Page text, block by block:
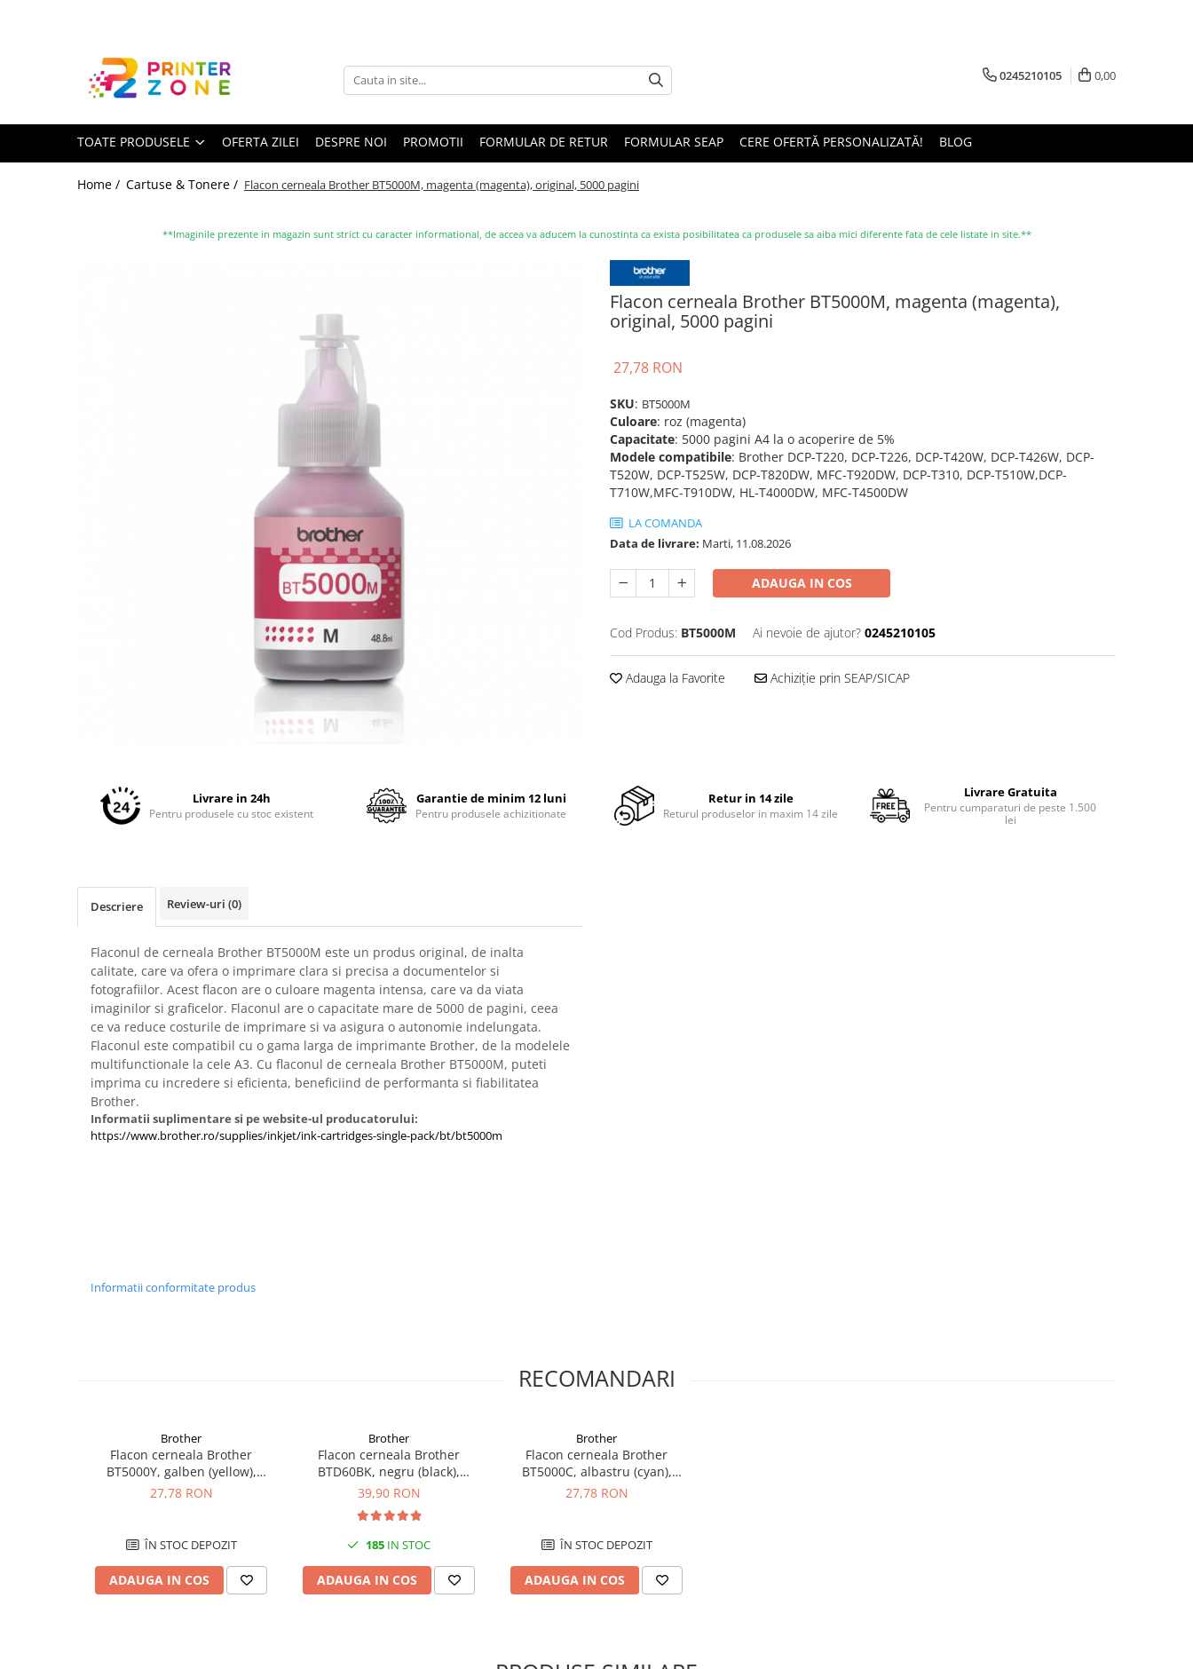
Toate Produsele
Imprimante cu jet
Imprimante 3D
Laptopuri / notebookuri
Ultrabookuri
Laptop-uri 2 in 1
Accesorii laptop
Piese si accesorii
Accesorii Printing
Hard disk-uri interne
0245210105 0,00
TOATE PRODUSELE OFERTA ZILEI DESPRE NOI PROMOTII FORMULAR DE RETUR FORMULAR SEAP CERE OFERTĂ PERSONALIZATĂ! BLOG
Home / Cartuse & Tonere / Flacon cerneala Brother BT5000M, magenta (magenta), original, 5000 pagini
**Imaginile prezente in magazin sunt strict cu caracter informational, de accea va aducem la cunostinta ca exista posibilitatea ca produsele sa aiba mici diferente fata de cele listate in site.**
Flacon cerneala Brother BT5000M, magenta (magenta),
original, 5000 pagini
Facebook
27,78 RON
SKU: BT5000M
Culoare: roz (magenta)
Capacitate: 5000 pagini A4 la o acoperire de 5%
Modele compatibile: Brother DCP-T220, DCP-T226, DCP-T420W, DCP-T426W, DCP-
T520W, DCP-T525W, DCP-T820DW, MFC-T920DW, DCP-T310, DCP-T510W,DCP-
T710W,MFC-T910DW, HL-T4000DW, MFC-T4500DW
LA COMANDA
Data de livrare: Marti, 11.08.2026
ADAUGA IN COS
Cod Produs: BT5000M Ai nevoie de ajutor? 0245210105
Adauga la Favorite Achiziție prin SEAP/SICAP
Livrare in 24h
Pentru produsele cu stoc existent
Garantie de minim 12 luni
Pentru produsele achizitionate
Retur in 14 zile
Returul produselor in maxim 14 zile
Livrare Gratuita
Pentru cumparaturi de peste 1.500
lei
Descriere Review-uri (0)
Flaconul de cerneala Brother BT5000M este un produs original, de inalta
calitate, care va ofera o imprimare clara si precisa a documentelor si
fotografiilor. Acest flacon are o culoare magenta intensa, care va da viata
imaginilor si graficelor. Flaconul are o capacitate mare de 5000 de pagini, ceea
ce va reduce costurile de imprimare si va asigura o autonomie indelungata.
Flaconul este compatibil cu o gama larga de imprimante Brother, de la modelele
multifunctionale la cele A3. Cu flaconul de cerneala Brother BT5000M, puteti
imprima cu incredere si eficienta, beneficiind de performanta si fiabilitatea
Brother.
Informatii suplimentare si pe website-ul producatorului:
https://www.brother.ro/supplies/inkjet/ink-cartridges-single-pack/bt/bt5000m
Informatii conformitate produs
RECOMANDARI
Brother
Flacon cerneala Brother
BT5000Y, galben (yellow),
original, 5000 pagini, 70 ml
27,78 RON
ÎN STOC DEPOZIT
ADAUGA IN COS
Brother
Flacon cerneala Brother
BTD60BK, negru (black),
original, 6500 pagini, 108 ml
39,90 RON
185 IN STOC
ADAUGA IN COS
Brother
Flacon cerneala Brother
BT5000C, albastru (cyan),
original, 5000 pagini, 48.8 ml
27,78 RON
ÎN STOC DEPOZIT
ADAUGA IN COS